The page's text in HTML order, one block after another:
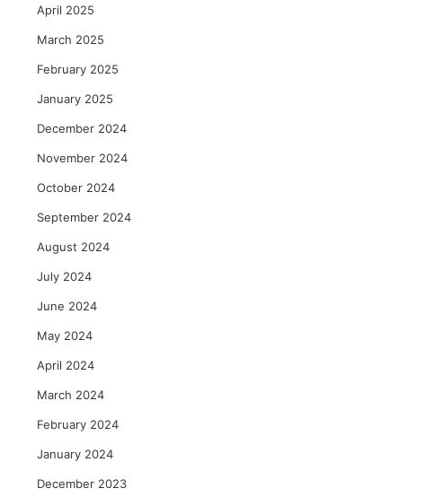
April 2025
March 2025
February 2025
January 2025
December 2024
November 2024
October 2024
September 2024
August 2024
July 2024
June 2024
May 2024
April 2024
March 2024
February 2024
January 2024
December 2023